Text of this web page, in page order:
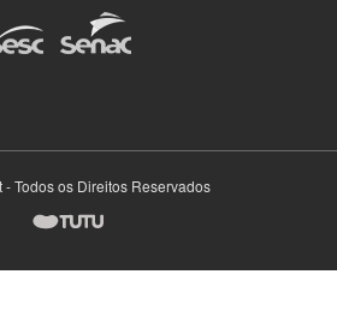
Todos os Direitos Reservados